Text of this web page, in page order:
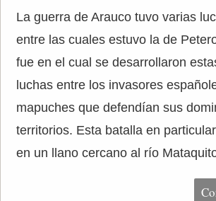
La guerra de Arauco tuvo varias
entre las cuales estuvo la de
fue en el cual se desarrollaron
luchas entre los invasores
mapuches que defendían sus
territorios. Esta batalla en
en un llano cercano al río